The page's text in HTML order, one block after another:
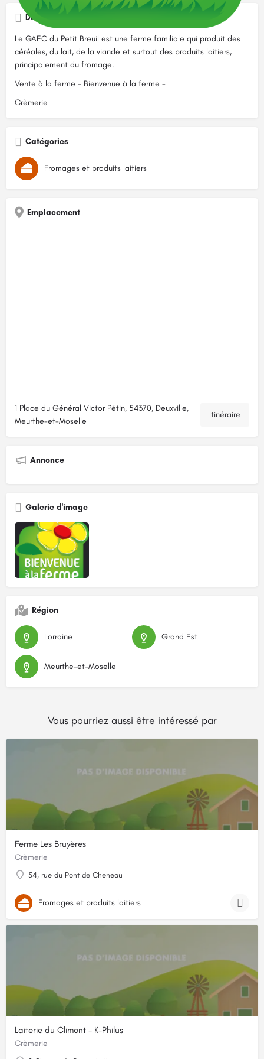
Description
Le GAEC du Petit Breuil est une ferme familiale qui produit des
céréales, du lait, de la viande et surtout des produits laitiers,
principalement du fromage.
Vente à la ferme - Bienvenue à la ferme -
Crèmerie
Catégories
Fromages et produits laitiers
Emplacement
1 Place du Général Victor Pétin, 54370, Deuxville,
Meurthe-et-Moselle
Itinéraire
Annonce
Galerie d'image
Région
Lorraine Grand Est
Meurthe-et-Moselle
Vous pourriez aussi être intéressé par
Ferme Les Bruyères
Crèmerie
54, rue du Pont de Cheneau
Fromages et produits laitiers
Laiterie du Climont - K-Philus
Crèmerie